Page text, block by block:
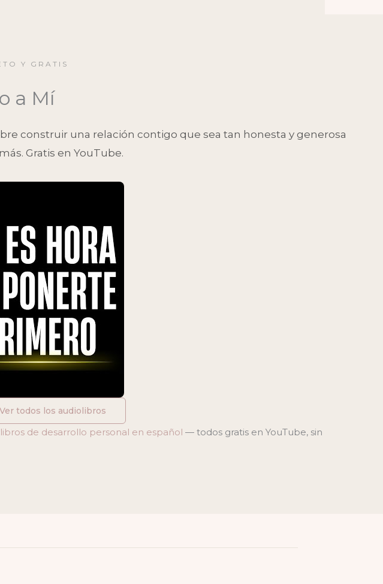
Y GRATIS
a Mí
construir una relación contigo que sea tan honesta y generosa
Gratis en YouTube.
Ver todos los audiolibros
de desarrollo personal en español — todos gratis en YouTube, sin